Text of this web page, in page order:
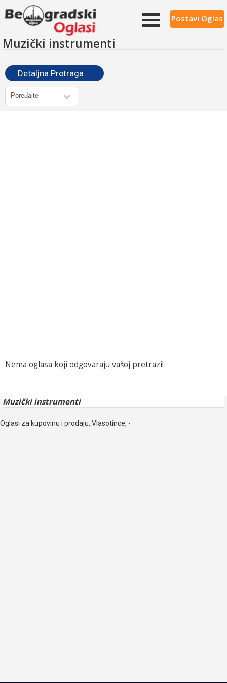
Postavi Oglas
Muzički instrumenti
Detaljna Pretraga
Nema oglasa koji odgovaraju vašoj pretrazi!
Muzički instrumenti
Oglasi za kupovinu i prodaju, Vlasotince, -